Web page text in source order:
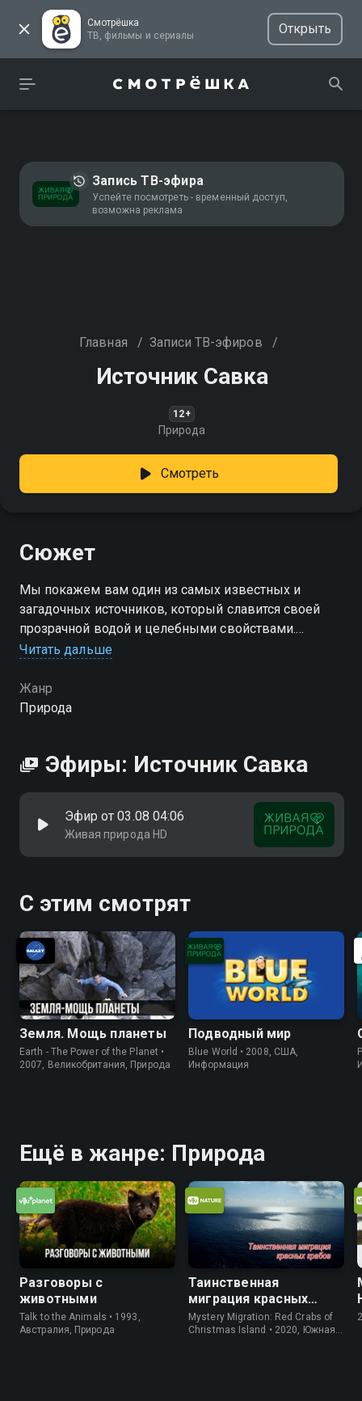
Смотрёшка
ТВ, фильмы и сериалы
Открыть
Запись ТВ-эфира
Успейте посмотреть - временный доступ,
возможна реклама
Главная / Записи ТВ-эфиров /
Источник Савка
12+
Природа
Смотреть
Сюжет
Мы покажем вам один из самых известных и
загадочных источников, который славится своей
прозрачной водой и целебными свойствами.
Окунитесь в мир чистоты и свежести источника
Читать дальше
Жанр
Природа
Эфиры: Источник Савка
Эфир от 03.08 04:06
Живая природа HD
С этим смотрят
Земля. Мощь планеты
Earth - The Power of the Planet •
2007, Великобритания, Природа
Подводный мир
Blue World • 2008, США,
Информация
Ещё в жанре: Природа
Разговоры с
животными
Talk to the Animals • 1993,
Австралия, Природа
Таинственная
миграция красных
крабов
Mystery Migration: Red Crabs of
Christmas Island • 2020, Южная